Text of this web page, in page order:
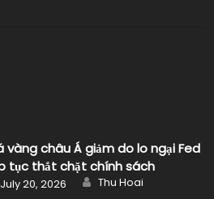
vàng châu Á giảm do lo ngại Fed
tục thắt chặt chính sách
Posted
on
July 20, 2026 Author
Thu Hoai